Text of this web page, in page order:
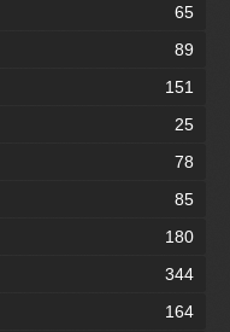
65
89
151
25
78
85
180
344
164